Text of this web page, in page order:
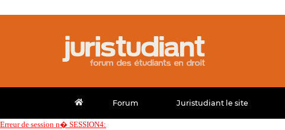
Forum Juristudiant le site
Erreur de session n� SESSION4: